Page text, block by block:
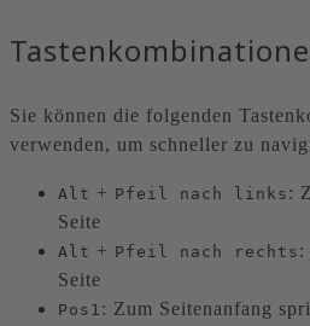
Sie können die folgenden
verwenden, um schneller zu
Alt + Pfeil nach links :
Seite
Alt + Pfeil nach rechts :
Seite
Pos1 : Zum Seitenanfang